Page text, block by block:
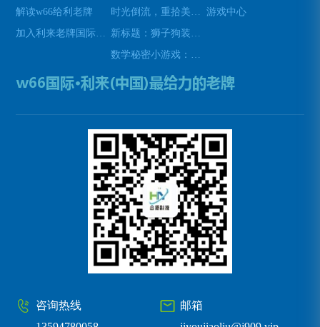
解读w66给利老牌
游戏中心
邮箱
咨询热线